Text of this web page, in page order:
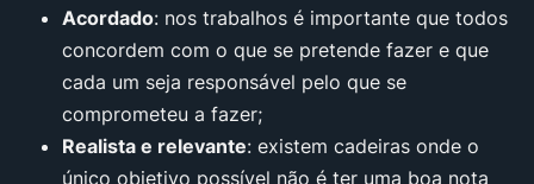
Acordado: nos trabalhos é importante que todos
concordem com o que se pretende fazer e que
cada um seja responsável pelo que se
comprometeu a fazer;
Realista e relevante: existem cadeiras onde o
único objetivo possível não é ter uma boa nota